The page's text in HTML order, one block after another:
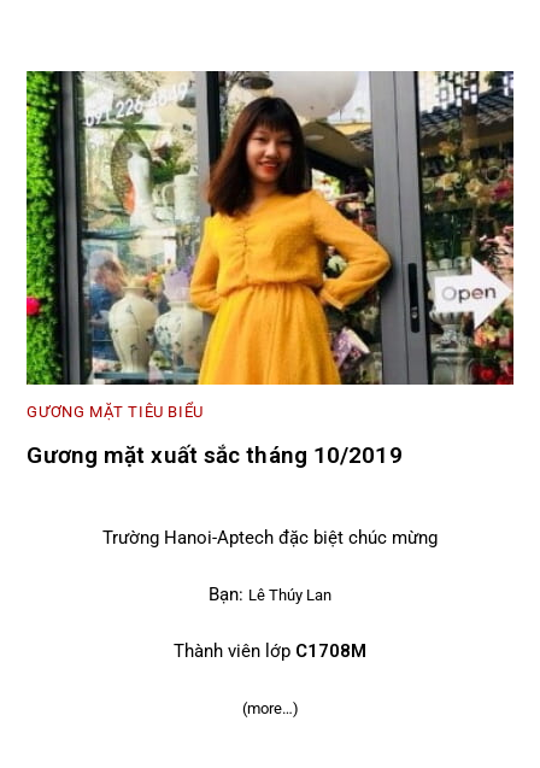
GƯƠNG MẶT TIÊU BIỂU
Gương mặt xuất sắc tháng 10/2019
Trường Hanoi-Aptech đặc biệt chúc mừng
Bạn: Lê Thúy Lan
Thành viên lớp C1708M
(more…)